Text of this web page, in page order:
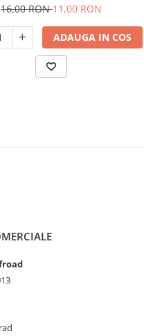
16,00 RON11,00 RON
ADAUGA IN COS